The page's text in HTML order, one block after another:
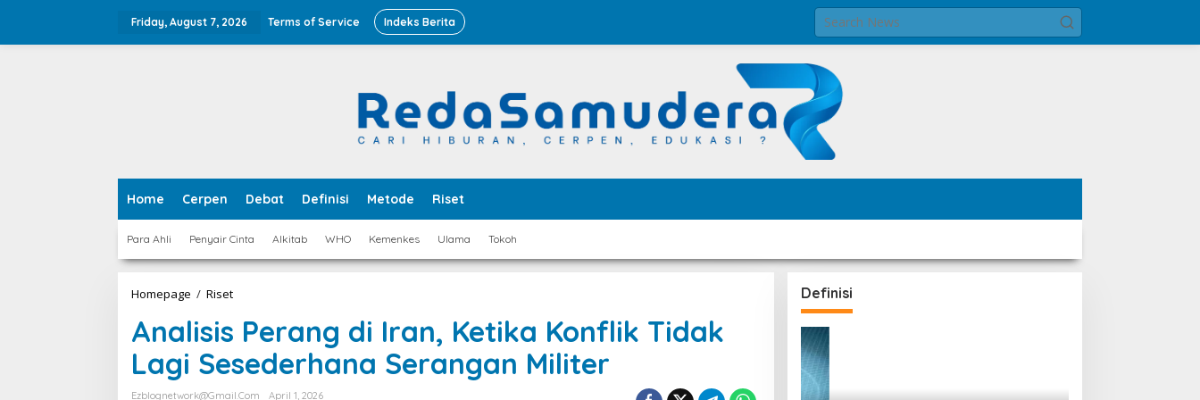
Friday, August 7, 2026 Terms of Service Indeks Berita
Home Cerpen Debat Definisi Metode Riset
Para Ahli Penyair Cinta Alkitab WHO Kemenkes Ulama Tokoh
Homepage / RisetAnalisis
di
Iran,
Ketika
Konflik
Tidak
Analisis Perang di Iran, Ketika Konflik Tidak
Lagi Sesederhana Serangan Militer
Ezblognetwork@gmail.com
April 1, 2026
Definisi